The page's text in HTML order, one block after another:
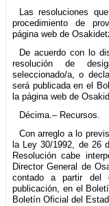
Las resoluciones
procedimiento de
página web de
De acuerdo con lo
resolución de
seleccionado/a, o
será publicada en el
la página web de
Décima.– Recursos.
Con arreglo a lo
la Ley 30/1992, de 26
Resolución cabe
Director General de
contado a partir del
publicación, en el
Boletín Oficial del